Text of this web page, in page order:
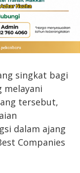
singkat bagi
melayani
tersebut,
dalam ajang
Companies